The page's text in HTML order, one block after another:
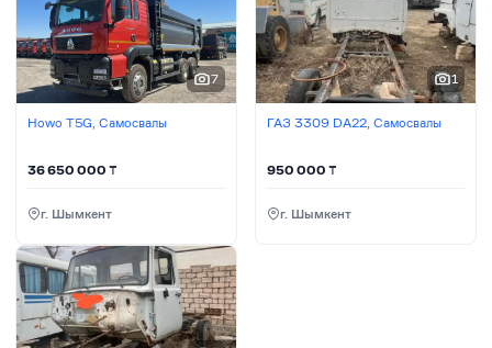
7
Howo T5G, Самосвалы
36 650 000 ₸
г. Шымкент
1
ГАЗ 3309 DA22, Самосвалы
950 000₸
г. Шымкент